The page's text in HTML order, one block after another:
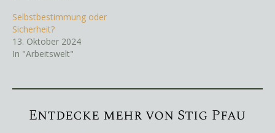
Selbstbestimmung oder
Sicherheit?
13. Oktober 2024
In "Arbeitswelt"
Entdecke mehr von Stig Pfau